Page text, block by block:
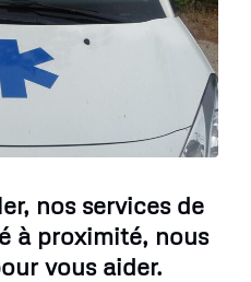
nos services de
à proximité, nous
vous aider.